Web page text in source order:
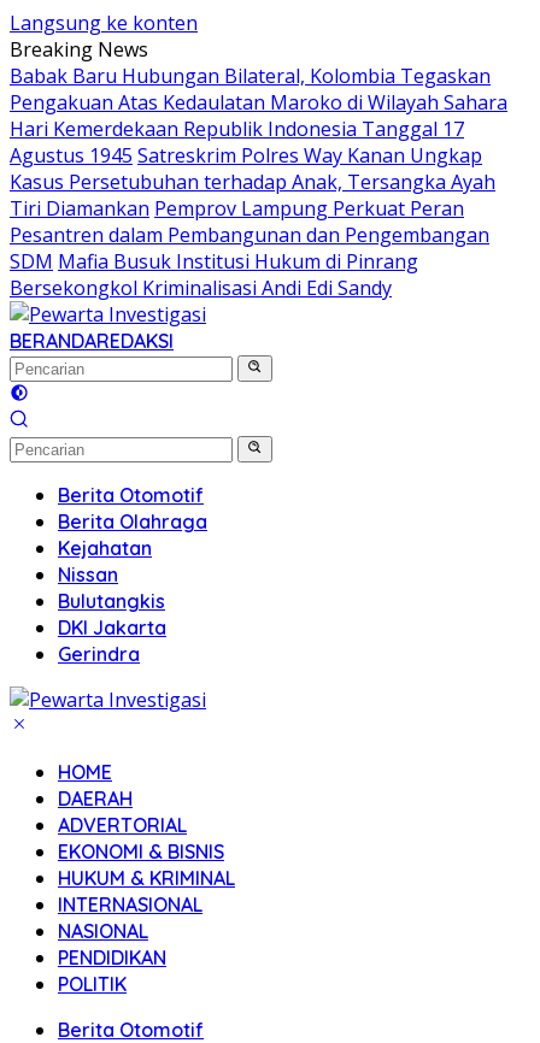
Langsung ke konten
Breaking News
Babak Baru Hubungan Bilateral, Kolombia Tegaskan
Pengakuan Atas Kedaulatan Maroko di Wilayah Sahara
Hari Kemerdekaan Republik Indonesia Tanggal 17
Agustus 1945 Satreskrim Polres Way Kanan Ungkap
Kasus Persetubuhan terhadap Anak, Tersangka Ayah
Tiri Diamankan Pemprov Lampung Perkuat Peran
Pesantren dalam Pembangunan dan Pengembangan
SDM Mafia Busuk Institusi Hukum di Pinrang
Bersekongkol Kriminalisasi Andi Edi Sandy
BERANDAREDAKSI
Berita Otomotif
Berita Olahraga
Kejahatan
Nissan
Bulutangkis
DKI Jakarta
Gerindra
HOME
DAERAH
ADVERTORIAL
EKONOMI & BISNIS
HUKUM & KRIMINAL
INTERNASIONAL
NASIONAL
PENDIDIKAN
POLITIK
Berita Otomotif